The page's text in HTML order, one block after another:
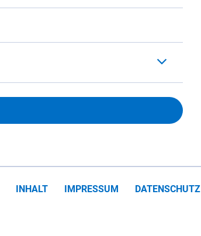
INHALT IMPRESSUM DATENSCHUTZ